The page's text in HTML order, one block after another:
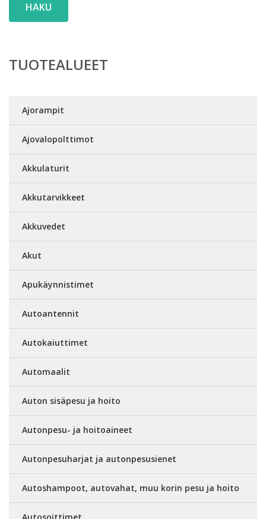
HAKU
TUOTEALUEET
Ajorampit
Ajovalopolttimot
Akkulaturit
Akkutarvikkeet
Akkuvedet
Akut
Apukäynnistimet
Autoantennit
Autokaiuttimet
Automaalit
Auton sisäpesu ja hoito
Autonpesu- ja hoitoaineet
Autonpesuharjat ja autonpesusienet
Autoshampoot, autovahat, muu korin pesu ja hoito